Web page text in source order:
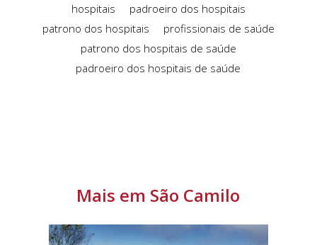
hospitais
padroeiro dos hospitais
patrono dos hospitais
profissionais de saúde
patrono dos hospitais de saúde
padroeiro dos hospitais de saúde
Mais em São Camilo